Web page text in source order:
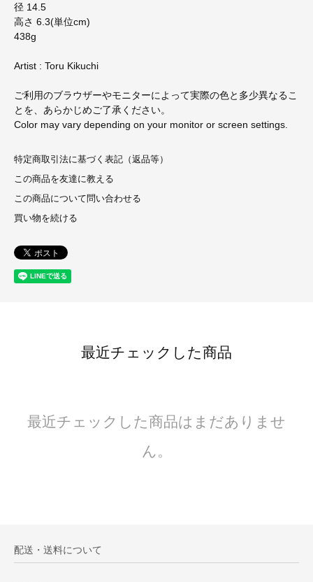
径 14.5
高さ 6.3(単位cm)
438g
Artist : Toru Kikuchi
ご利用のブラウザーやモニターによって実際の色と多少異なるこ
とを、あらかじめご了承ください。
Color may vary depending on your monitor or screen settings.
特定商取引法に基づく表記（返品等）
この商品を友達に教える
この商品について問い合わせる
買い物を続ける
最近チェックした商品
最近チェックした商品はまだありませ
ん。
配送・送料について